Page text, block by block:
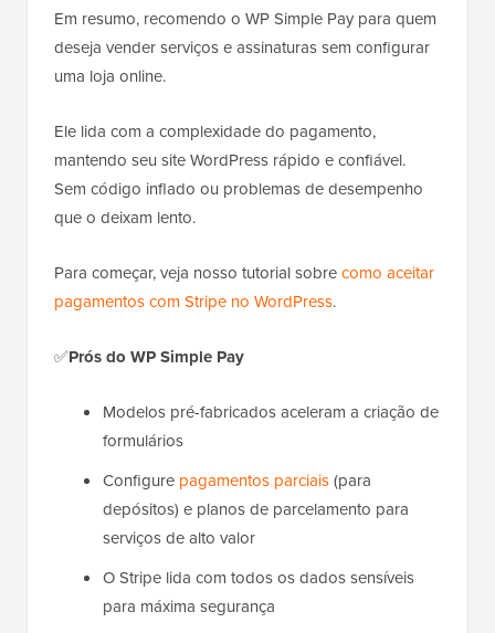
Em resumo, recomendo o WP Simple Pay para quem
deseja vender serviços e assinaturas sem configurar
uma loja online.
Ele lida com a complexidade do pagamento,
mantendo seu site WordPress rápido e confiável.
Sem código inflado ou problemas de desempenho
que o deixam lento.
Para começar, veja nosso tutorial sobrecomo aceitar
pagamentos com Stripe no WordPress.
✅Prós do WP Simple Pay
Modelos pré-fabricados aceleram a criação de
formulários
Configure pagamentos parciais(para
depósitos) e planos de parcelamento para
serviços de alto valor
O Stripe lida com todos os dados sensíveis
para máxima segurança